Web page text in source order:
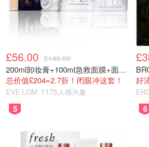
具有可以调整的肩带，同时背后
松紧，颇具弹性度✨
£56.00 £140.00
200ml卸妆膏+100ml急救面膜+面霜+洁颜布
总价值£204=2.7折！闭眼冲这套！
EVE LOM 1175人感兴趣
好
5 6